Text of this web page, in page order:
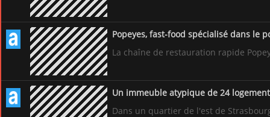
Popeyes, fast-food spécialisé dans le
La chaîne de restauration rapide
Un immeuble atypique de 24
Dans un quartier de l'est de